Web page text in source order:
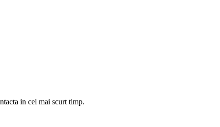
in cel mai scurt timp.